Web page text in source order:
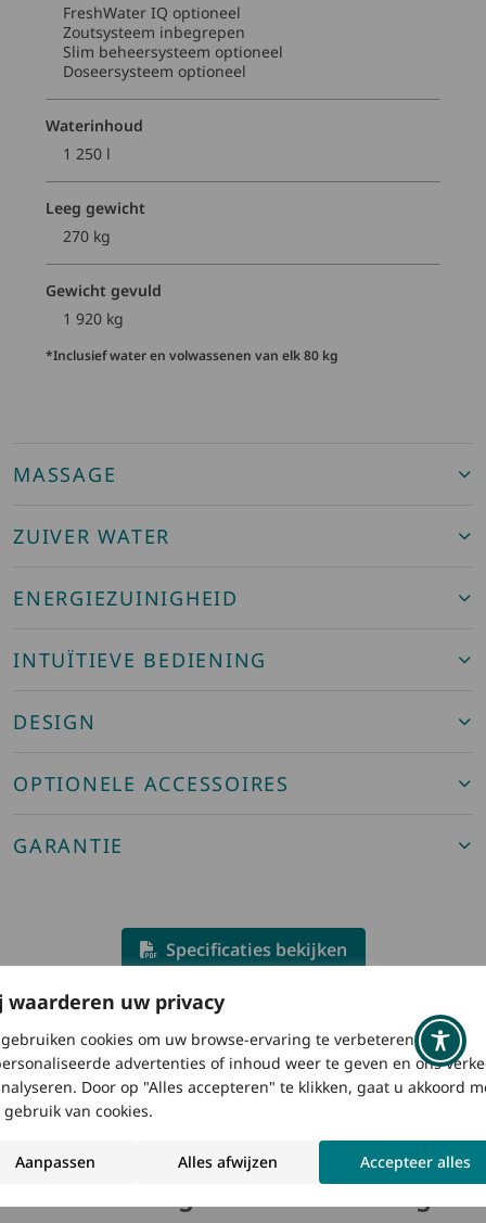
waarderen uw privacy
cookies om uw browse-ervaring te verbeteren,
advertenties of inhoud weer te geven en ons
Door op "Alles accepteren" te klikken, gaat u akkoord
gebruik van cookies.
Aanpassen Alles afwijzen Accepteer alles
FreshWater IQ optioneel​
Zoutsysteem inbegrepen ​
Slim beheersysteem optioneel ​
Doseersysteem optioneel ​
Waterinhoud
1 250 l
Leeg gewicht
270 kg
Gewicht gevuld
1 920 kg
*Inclusief water en volwassenen van elk 80 kg
MASSAGE
ZUIVER WATER
ENERGIEZUINIGHEID
INTUÏTIEVE BEDIENING
DESIGN
OPTIONELE ACCESSOIRES
GARANTIE
Specificaties bekijken
Gebruikershandleiding bekijken
Beoordelingen van de Sovereign